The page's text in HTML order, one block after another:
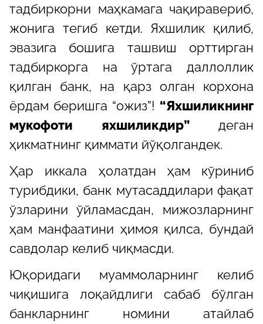
тадбиркорни маҳкамага чақиравериб,
жонига тегиб кетди. Яхшилик қилиб,
эвазига бошига ташвиш орттирган
тадбиркорга на ўртага даллоллик
қилган банк, на қарз олган корхона
ёрдам беришга “ожиз”! “Яхшиликнинг
мукофоти яхшиликдир”деган
ҳикматнинг қиммати йўқолгандек.
Ҳар иккала ҳолатдан ҳам кўриниб
турибдики, банк мутасаддилари фақат
ўзларини ўйламасдан, мижозларнинг
ҳам манфаатини ҳимоя қилса, бундай
савдолар келиб чиқмасди.
Юқоридаги муаммоларнинг келиб
чиқишига лоқайдлиги сабаб бўлган
банкларнинг номини атайлаб